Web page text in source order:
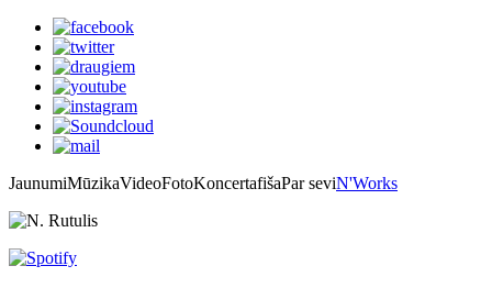
JaunumiMūzikaVideoFotoKoncertafišaPar seviN'Works